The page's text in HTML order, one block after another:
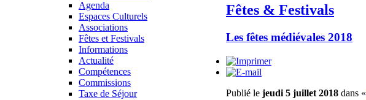
Agenda
Espaces Culturels
Associations
Fêtes et Festivals
Informations
Actualité
Compétences
Commissions
Taxe de Séjour
Fêtes & Festivals
Les fêtes médiévales 2018
Publié le jeudi 5 juillet 2018 dans «